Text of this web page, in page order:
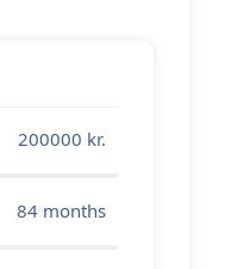
200000 kr.
84 months